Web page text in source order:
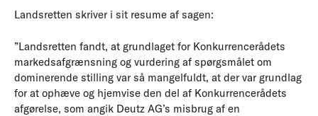
Landsretten skriver i sit resume af sagen:
”Landsretten fandt, at grundlaget for Konkurrencerådets
markedsafgrænsning og vurdering af spørgsmålet om
dominerende stilling var så mangelfuldt, at der var grundlag
for at ophæve og hjemvise den del af Konkurrencerådets
afgørelse, som angik Deutz AG’s misbrug af en